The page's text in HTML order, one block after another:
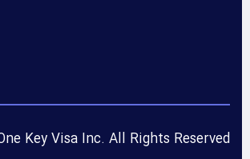
Key Visa Inc. All Rights Reserved